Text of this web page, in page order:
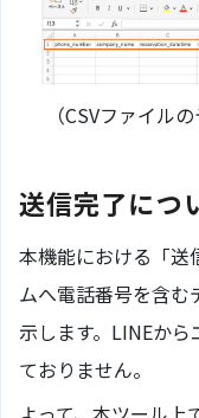
（CSVファイル
送信完了につ
本機能における「送
ムへ電話番号を含む
示します。LINEか
ておりません。